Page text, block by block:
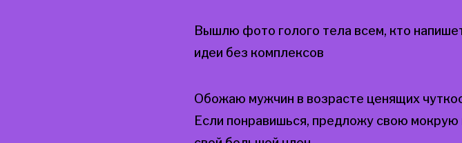
Вышлю фото голого тела всем, кто
идеи без комплексов
Обожаю мужчин в возрасте ценящих
Если понравишься, предложу свою мокрую